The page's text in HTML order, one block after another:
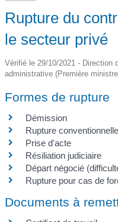
Rupture du
le secteur privé
Vérifié le 29/10/2021 - Direction
administrative (Première
Formes de rupture
Démission
Rupture conventionnelle
Prise d'acte
Résiliation judiciaire
Départ négocié
Rupture pour cas de
Documents à